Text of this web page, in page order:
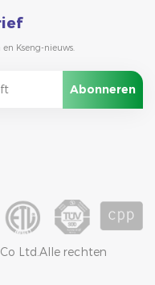
Kseng-nieuws.
Ltd.Alle rechten